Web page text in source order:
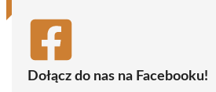
Dołącz do nas na Facebooku!